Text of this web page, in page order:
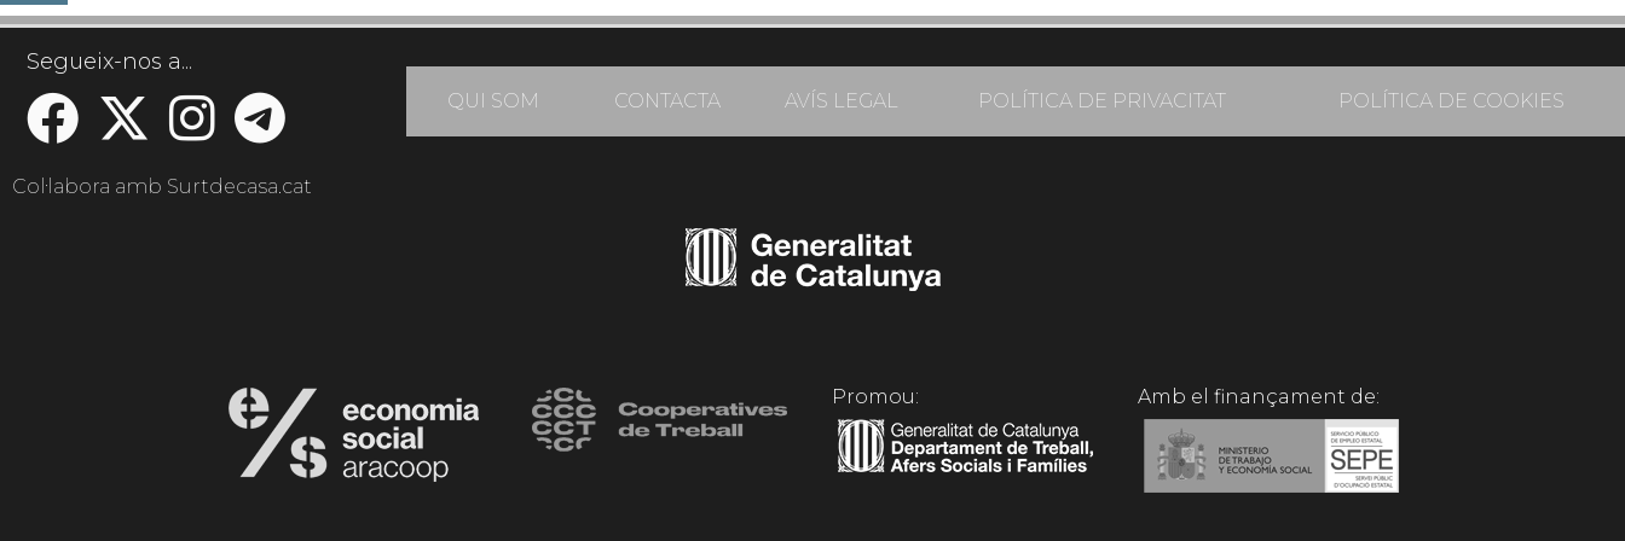
Segueix-nos a...
QUI SOM CONTACTA AVÍS LEGAL POLÍTICA DE PRIVACITAT POLÍTICA DE COOKIES
Col·labora amb Surtdecasa.cat
Promou: Amb el finançament de: